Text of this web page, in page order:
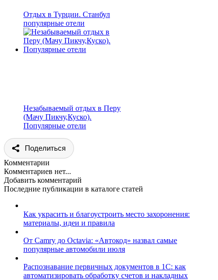
Отдых в Турции. Станбул
популярные отели
Незабываемый отдых в Перу
(Мачу Пикчу,Куско).
Популярные отели
Поделиться
Комментарии
Комментариев нет...
Добавить комментарий
Последние публикации в каталоге статей
Как украсить и благоустроить место захоронения:
материалы, идеи и правила
От Camry до Octavia: «Автокод» назвал самые
популярные автомобили июля
Распознавание первичных документов в 1С: как
автоматизировать обработку счетов и накладных